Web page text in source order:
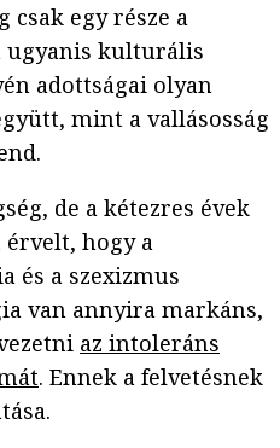
csak egy része a
ugyanis kulturális
adottságai olyan
mint a vallásosság
de a kétezres évek
hogy a
és a szexizmus
van annyira markáns,
az intoleráns
. Ennek a felvetésnek